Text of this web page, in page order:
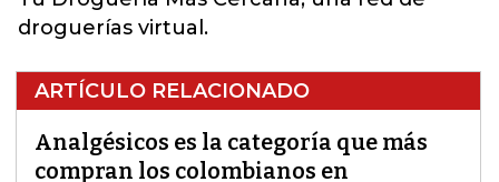
droguerías virtual.
ARTÍCULO RELACIONADO
Analgésicos es la categoría que más
compran los colombianos en